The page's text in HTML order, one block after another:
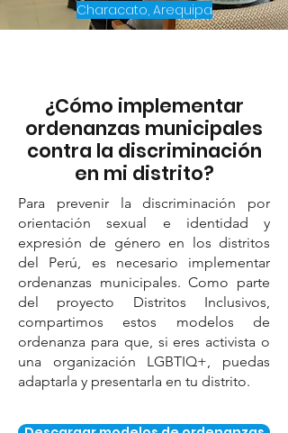
Characato, Arequipa
¿Cómo implementar
ordenanzas municipales
contra la discriminación
en mi distrito?
Para prevenir la discriminación por
orientación sexual e identidad y
expresión de género en los distritos
del Perú, es necesario implementar
ordenanzas municipales. Como parte
del proyecto Distritos Inclusivos,
compartimos estos modelos de
ordenanza para que, si eres activista o
una organización LGBTIQ+, puedas
adaptarla y presentarla en tu distrito.